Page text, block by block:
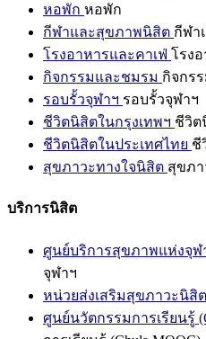
หอพัก หอพัก
กีฬาและสุขภาพนิสิต กีฬา
โรงอาหารและคาเฟ่ โรง
กิจกรรมและชมรม กิจกร
รอบรั้วจุฬาฯ รอบรั้วจุฬาฯ
ชีวิตนิสิตในกรุงเทพฯ ชีวิต
ชีวิตนิสิตในประเทศไทย ชี
สุขภาวะทางใจนิสิต สุขภา
บริการนิสิต
ศูนย์บริการสุขภาพแห่งจุฬ
จุฬาฯ
หน่วยส่งเสริมสุขภาวะนิสิต
ศูนย์นวัตกรรมการเรียนรู้